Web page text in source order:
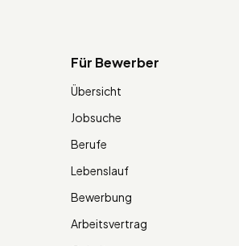
Für Bewerber
Übersicht
Jobsuche
Berufe
Lebenslauf
Bewerbung
Arbeitsvertrag